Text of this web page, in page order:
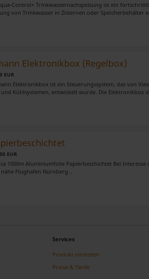
Control+ Trinkwassernachspeisung ist ein
von Trinkwasser in Zisternen oder Speicherbehälter
Elektronikbox (Regelbox)
EUR
Elektronikbox ist ein Steuerungssystem, das von
und Kühlsystemen, entwickelt wurde. Die Elektronikbox
EUR
ca 1000m Aluminiumfolie Papierbeschichtet Bei
Flughafen Nürnberg ..
Services
Produkt einstellen
Preise & Tarife